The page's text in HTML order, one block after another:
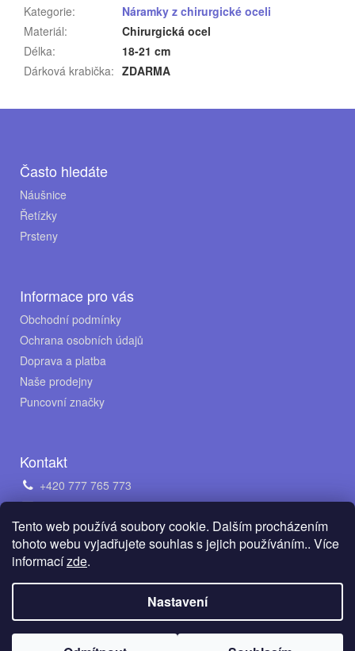
Tento web používá soubory cookie. Dalším procházením
tohoto webu vyjadřujete souhlas s jejich používáním.. Více
informacízde.
Nastavení
Kategorie:
Náramky z chirurgické oceli
Materiál:
Chirurgická ocel
Délka:
18-21 cm
Dárková krabička: ZDARMA
Často hledáte
Náušnice
Řetízky
Prsteny
Informace pro vás
Obchodní podmínky
Ochrana osobních údajů
Doprava a platba
Naše prodejny
Puncovní značky
Kontakt
+420 777 765 773
obchod@avento.cz
Napište nám na WhatsApp
Vytvořil Shoptet
Copyright 2026 AVENTO Jewellery s.r.o. . Všechna práva